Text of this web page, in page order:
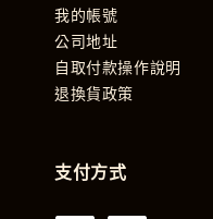
我的帳號
公司地址
自取付款操作說明
退換貨政策
支付方式